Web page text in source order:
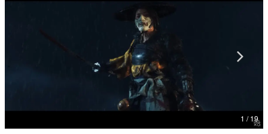
ゲームが変えた日本語
「経験値」「裏技」「ラスボス」… ゲームにまつわる言葉
の起源や用法の変遷を、コンピューター文化史研究家・タ
イニーP氏が徹底調査。
1 / 19